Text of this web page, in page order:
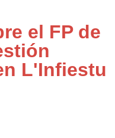
el FP de
L'Infiestu